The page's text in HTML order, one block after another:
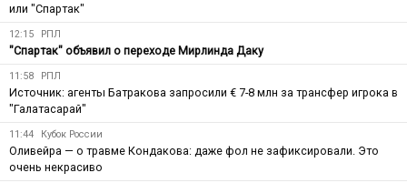
или "Спартак"
12:15 РПЛ
"Спартак" объявил о переходе Мирлинда Даку
11:58 РПЛ
Источник: агенты Батракова запросили € 7-8 млн за трансфер игрока в
"Галатасарай"
11:44 Кубок России
Оливейра — о травме Кондакова: даже фол не зафиксировали. Это
очень некрасиво